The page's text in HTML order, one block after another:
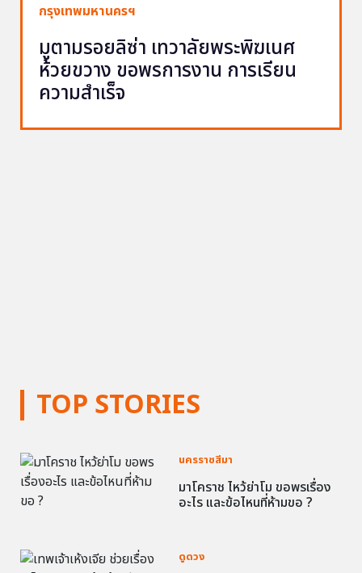
TOP STORIES
นครราชสีมา
มาโคราช ไหว้ย่าโม ขอพรเรื่อง
อะไร และข้อไหนที่ห้ามขอ ?
ดูดวง
กรุงเทพมหานครฯ
มูตามรอยลิซ่า เทวาลัยพระพิฆเนศ
ห้วยขวาง ขอพรการงาน การเรียน
ความสำเร็จ